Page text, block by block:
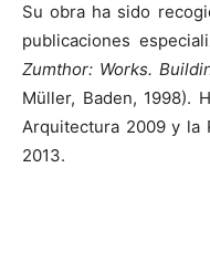
Su obra ha sido
publicaciones
Zumthor: Works.
Müller, Baden, 1998).
Arquitectura 2009 y la
2013.